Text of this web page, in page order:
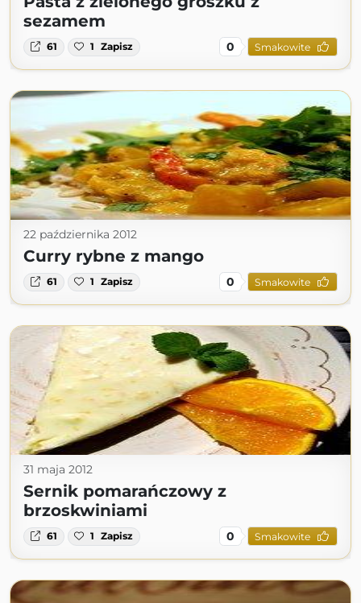
sezamem
61 1 Zapisz 0 Smakowite
22 października 2012
Curry rybne z mango
61 1 Zapisz 0 Smakowite
31 maja 2012
Sernik pomarańczowy z
brzoskwiniami
61 1 Zapisz 0 Smakowite